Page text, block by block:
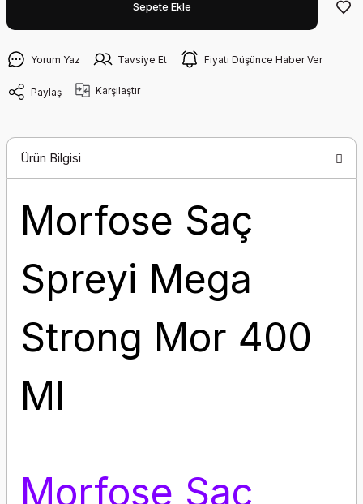
Sepete Ekle
Yorum Yaz Tavsiye Et Fiyatı Düşünce Haber Ver
Paylaş Karşılaştır
Ürün Bilgisi
Morfose Saç
Spreyi Mega
Strong Mor 400
Ml
Morfose Saç